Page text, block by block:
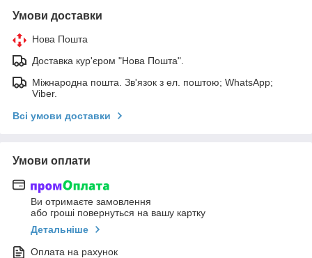
Умови доставки
Нова Пошта
Доставка кур'єром "Нова Пошта".
Міжнародна пошта. Зв'язок з ел. поштою; WhatsApp;
Viber.
Всі умови доставки
Умови оплати
Ви отримаєте замовлення
або гроші повернуться на вашу картку
Детальніше
Оплата на рахунок